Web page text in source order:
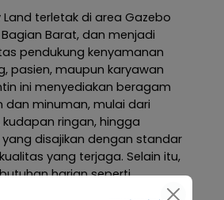
Land terletak di area Gazebo
Barat, dan menjadi
pendukung kenyamanan
pasien, maupun karyawan
ini menyediakan beragam
dan minuman, mulai dari
ringan, hingga
disajikan dengan standar
yang terjaga. Selain itu,
harian seperti
camilan, hingga aksesoris